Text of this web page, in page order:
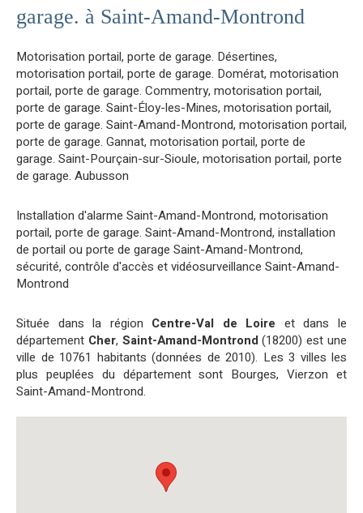
garage. à Saint-Amand-Montrond
Motorisation portail, porte de garage. Désertines,
motorisation portail, porte de garage. Domérat, motorisation
portail, porte de garage. Commentry, motorisation portail,
porte de garage. Saint-Éloy-les-Mines, motorisation portail,
porte de garage. Saint-Amand-Montrond, motorisation portail,
porte de garage. Gannat, motorisation portail, porte de
garage. Saint-Pourçain-sur-Sioule, motorisation portail, porte
de garage. Aubusson
Installation d'alarme Saint-Amand-Montrond, motorisation
portail, porte de garage. Saint-Amand-Montrond, installation
de portail ou porte de garage Saint-Amand-Montrond,
sécurité, contrôle d'accès et vidéosurveillance Saint-Amand-
Montrond
Située dans la région Centre-Val de Loire et dans le
département Cher, Saint-Amand-Montrond(18200) est une
ville de 10761 habitants (données de 2010). Les 3 villes les
plus peuplées du département sont Bourges, Vierzon et
Saint-Amand-Montrond.